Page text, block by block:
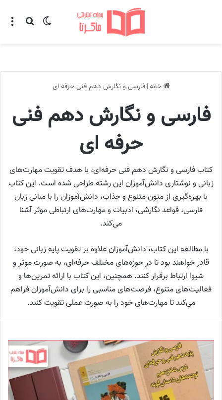
تغییر پوسته
خانه| فارسی و نگارش دهم فنی حرفه ای
فارسی و نگارش دهم فنی
حرفه ای
کتاب فارسی و نگارش دهم فنی حرفه‌ای، با هدف تقویت مهارت‌های
زبانی و نوشتاری دانش‌آموزان این رشته طراحی شده است. این کتاب
با بهره‌گیری از متون متنوع و جذاب، دانش‌آموزان را با مبانی زبان
فارسی، قواعد نگارشی، ادبیات و مهارت‌های ارتباطی موثر آشنا
می‌کند.
با مطالعه این کتاب، دانش‌آموزان علاوه بر تقویت پایه زبانی خود،
قادر خواهند بود تا در حوزه‌های مختلف حرفه‌ای، به صورت موثر و
شیوا ارتباط برقرار کنند. همچنین، این کتاب با ارائه تمرین‌ها و
فعالیت‌های متنوع، فرصت‌های مناسبی را برای دانش‌آموزان فراهم
می‌کند تا مهارت‌های خود را به صورت عملی تقویت کنند.